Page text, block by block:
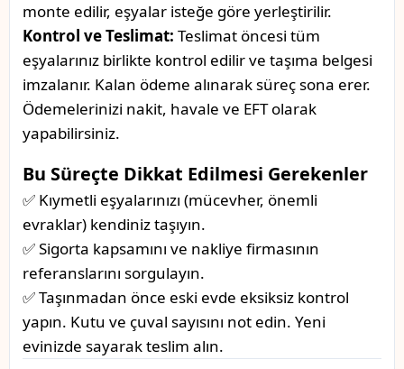
monte edilir, eşyalar isteğe göre yerleştirilir.
Kontrol ve Teslimat: Teslimat öncesi tüm
eşyalarınız birlikte kontrol edilir ve taşıma belgesi
imzalanır. Kalan ödeme alınarak süreç sona erer.
Ödemelerinizi nakit, havale ve EFT olarak
yapabilirsiniz.
Bu Süreçte Dikkat Edilmesi Gerekenler
✅ Kıymetli eşyalarınızı (mücevher, önemli
evraklar) kendiniz taşıyın.
✅ Sigorta kapsamını ve nakliye firmasının
referanslarını sorgulayın.
✅ Taşınmadan önce eski evde eksiksiz kontrol
yapın. Kutu ve çuval sayısını not edin. Yeni
evinizde sayarak teslim alın.